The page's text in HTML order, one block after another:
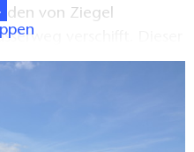
von Ziegel
verschifft. Dieser
bzw. Rastplatz